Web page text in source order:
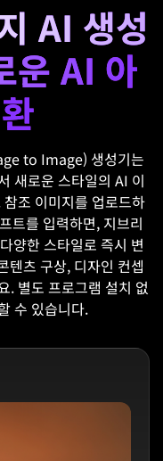
AI 생성
운 AI 아
to Image) 생성기는
새로운 스타일의 AI 이
조 이미지를 업로드하
트를 입력하면, 지브리
양한 스타일로 즉시 변
텐츠 구상, 디자인 컨셉
. 별도 프로그램 설치 없
수 있습니다.